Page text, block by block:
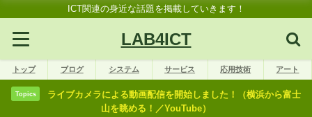
ICT関連の身近な話題を掲載していきます！
LAB4ICT
トップ ブログ システム サービス 応用技術 アート
Topics
ライブカメラによる動画配信を開始しました！（横浜から富士
山を眺める！／YouTube）